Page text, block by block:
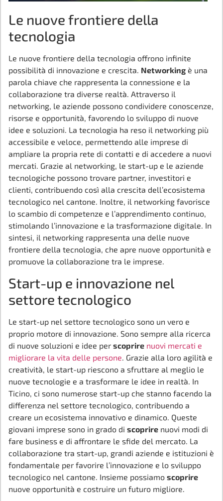
Le nuove frontiere della
tecnologia
Le nuove frontiere della tecnologia offrono infinite
possibilità di innovazione e crescita. Networking è una
parola chiave che rappresenta la connessione e la
collaborazione tra diverse realtà. Attraverso il
networking, le aziende possono condividere conoscenze,
risorse e opportunità, favorendo lo sviluppo di nuove
idee e soluzioni. La tecnologia ha reso il networking più
accessibile e veloce, permettendo alle imprese di
ampliare la propria rete di contatti e di accedere a nuovi
mercati. Grazie al networking, le start-up e le aziende
tecnologiche possono trovare partner, investitori e
clienti, contribuendo così alla crescita dell’ecosistema
tecnologico nel cantone. Inoltre, il networking favorisce
lo scambio di competenze e l’apprendimento continuo,
stimolando l’innovazione e la trasformazione digitale. In
sintesi, il networking rappresenta una delle nuove
frontiere della tecnologia, che apre nuove opportunità e
promuove la collaborazione tra le imprese.
Start-up e innovazione nel
settore tecnologico
Le start-up nel settore tecnologico sono un vero e
proprio motore di innovazione. Sono sempre alla ricerca
di nuove soluzioni e idee per scoprire nuovi mercati e
migliorare la vita delle persone. Grazie alla loro agilità e
creatività, le start-up riescono a sfruttare al meglio le
nuove tecnologie e a trasformare le idee in realtà. In
Ticino, ci sono numerose start-up che stanno facendo la
differenza nel settore tecnologico, contribuendo a
creare un ecosistema innovativo e dinamico. Queste
giovani imprese sono in grado di scoprire nuovi modi di
fare business e di affrontare le sfide del mercato. La
collaborazione tra start-up, grandi aziende e istituzioni è
fondamentale per favorire l’innovazione e lo sviluppo
tecnologico nel cantone. Insieme possiamo scoprire
nuove opportunità e costruire un futuro migliore.